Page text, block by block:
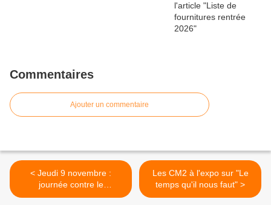
Commentaires
Ajouter un commentaire
< Jeudi 9 novembre :
journée contre le
Harcèlement scolaire
Les CM2 à l'expo sur "Le
temps qu'il nous faut" >